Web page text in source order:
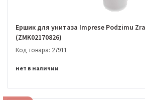
Ершик для унитаза Imprese Podzimu
(ZMK02170826)
Код товара: 27911
нет в наличии